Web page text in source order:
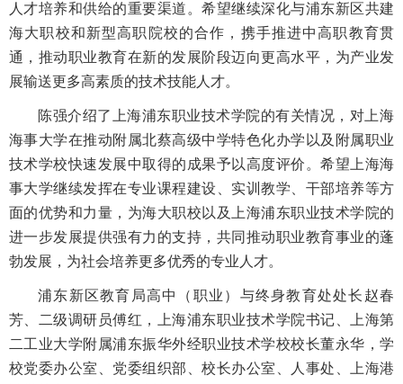
人才培养和供给的重要渠道。希望继续深化与浦东新区共建
海大职校和新型高职院校的合作，携手推进中高职教育贯
通，推动职业教育在新的发展阶段迈向更高水平，为产业发
展输送更多高素质的技术技能人才。
陈强介绍了上海浦东职业技术学院的有关情况，对上海
海事大学在推动附属北蔡高级中学特色化办学以及附属职业
技术学校快速发展中取得的成果予以高度评价。希望上海海
事大学继续发挥在专业课程建设、实训教学、干部培养等方
面的优势和力量，为海大职校以及上海浦东职业技术学院的
进一步发展提供强有力的支持，共同推动职业教育事业的蓬
勃发展，为社会培养更多优秀的专业人才。
浦东新区教育局高中（职业）与终身教育处处长赵春
芳、二级调研员傅红，上海浦东职业技术学院书记、上海第
二工业大学附属浦东振华外经职业技术学校校长董永华，学
校党委办公室、党委组织部、校长办公室、人事处、上海港